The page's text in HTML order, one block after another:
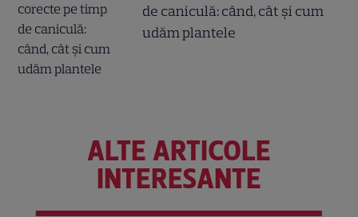
de caniculă: când, cât şi cum
udăm plantele
ALTE ARTICOLE
INTERESANTE